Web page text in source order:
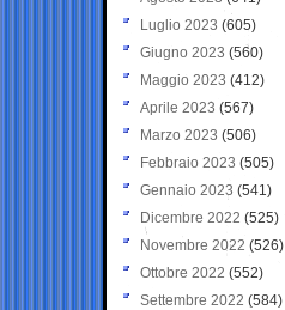
Luglio 2023 (605)
Giugno 2023 (560)
Maggio 2023 (412)
Aprile 2023 (567)
Marzo 2023 (506)
Febbraio 2023 (505)
Gennaio 2023 (541)
Dicembre 2022 (525)
Novembre 2022 (526)
Ottobre 2022 (552)
Settembre 2022 (584)